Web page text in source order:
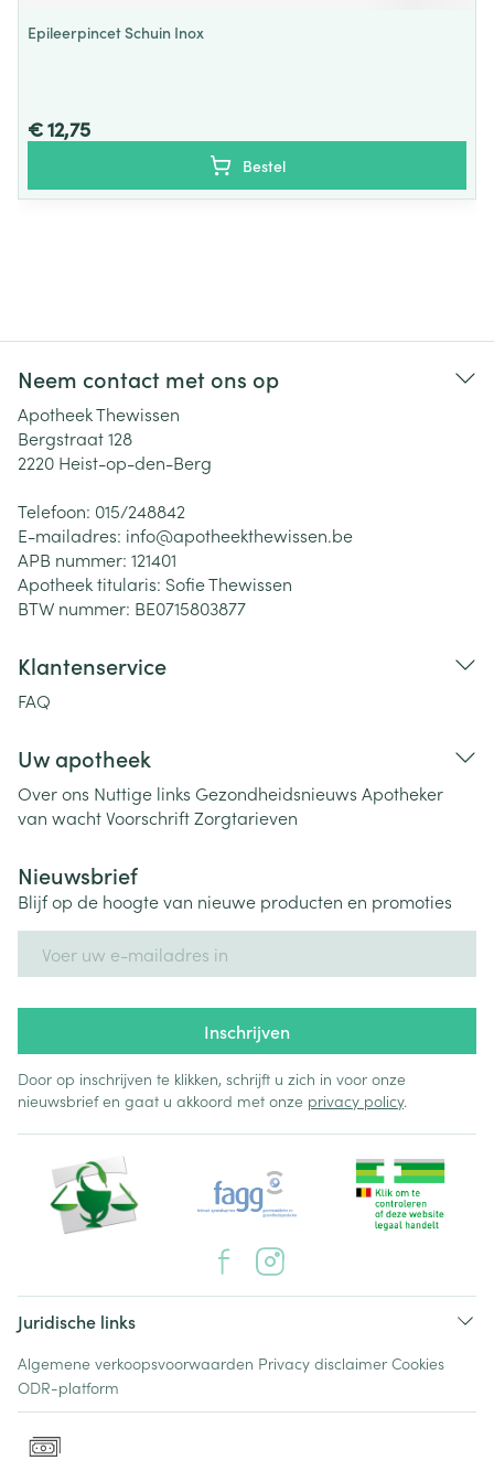
Epileerpincet Schuin Inox
€ 12,75
Bestel
Neem contact met ons op
Apotheek Thewissen
Bergstraat 128
2220 Heist-op-den-Berg
Telefoon: 015/248842
E-mailadres: info@apotheekthewissen.be
APB nummer: 121401
Apotheek titularis: Sofie Thewissen
BTW nummer: BE0715803877
Klantenservice
FAQ
Uw apotheek
Over ons Nuttige links Gezondheidsnieuws Apotheker
van wachtVoorschriftZorgtarieven
Nieuwsbrief
Blijf op de hoogte van nieuwe producten en promoties
Inschrijven
Door op inschrijven te klikken, schrijft u zich in voor onze
nieuwsbrief en gaat u akkoord met onze privacy policy.
Juridische links
Algemene verkoopsvoorwaarden Privacy disclaimer Cookies
ODR-platform